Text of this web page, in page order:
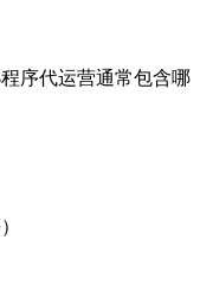
序代运营通常包含哪